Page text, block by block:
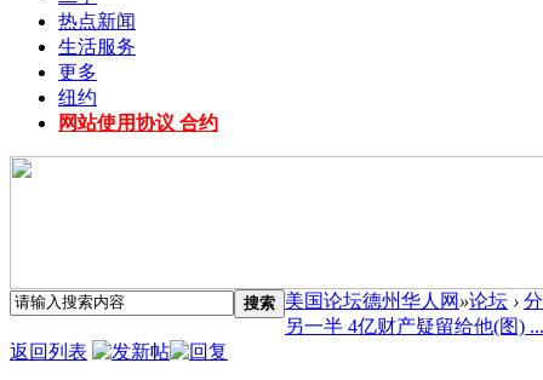
热点新闻
生活服务
更多
纽约
网站使用协议 合约
搜索 美国论坛德州华人网 »论坛 ›
另一半 4亿财产疑留给他(图) ...
返回列表